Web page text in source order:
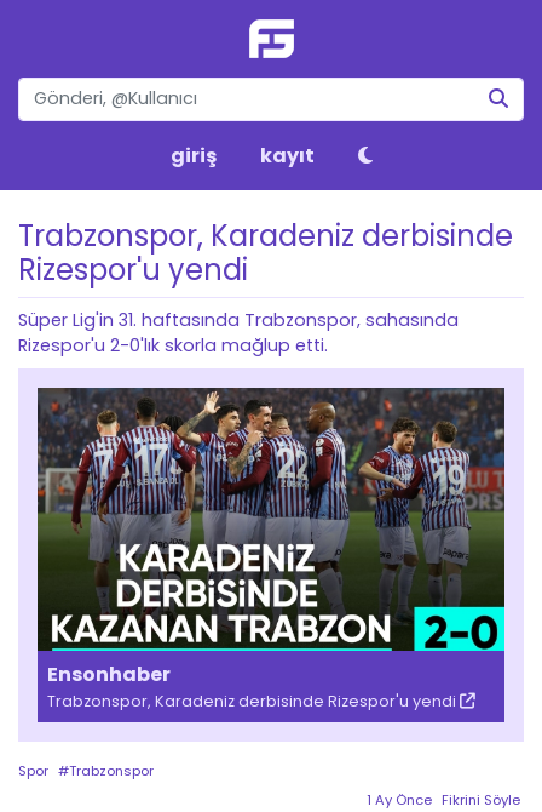
giriş kayıt
Trabzonspor, Karadeniz derbisinde
Rizespor'u yendi
Süper Lig'in 31. haftasında Trabzonspor, sahasında
Rizespor'u 2-0'lık skorla mağlup etti.
Ensonhaber
Trabzonspor, Karadeniz derbisinde Rizespor'u yendi
Spor #Trabzonspor
1 Ay Önce Fikrini Söyle